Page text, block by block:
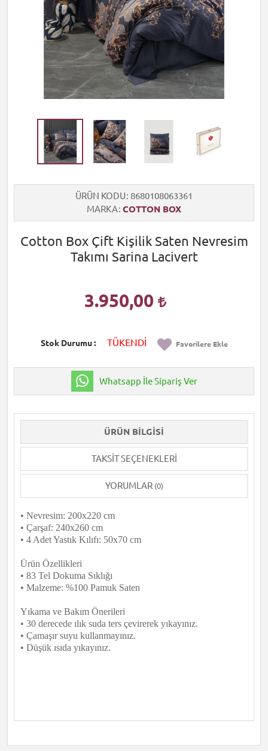
ÜRÜN KODU 8680108063361
MARKA COTTON BOX
Cotton Box Çift Kişilik Saten Nevresim
Takımı Sarina Lacivert
3.950,00
Stok Durumu TÜKENDİ Favorilere Ekle
Whatsapp İle Sipariş Ver
ÜRÜN BILGISI
TAKSIT SEÇENEKLERI
YORUMLAR (0)
• Nevresim: 200x220 cm
• Çarşaf: 240x260 cm
• 4 Adet Yastık Kılıfı: 50x70 cm
Ürün Özellikleri
• 83 Tel Dokuma Sıklığı
• Malzeme: %100 Pamuk Saten
Yıkama ve Bakım Önerileri
• 30 derecede ılık suda ters çevirerek yıkayınız.
• Çamaşır suyu kullanmayınız.
• Düşük ısıda yıkayınız.